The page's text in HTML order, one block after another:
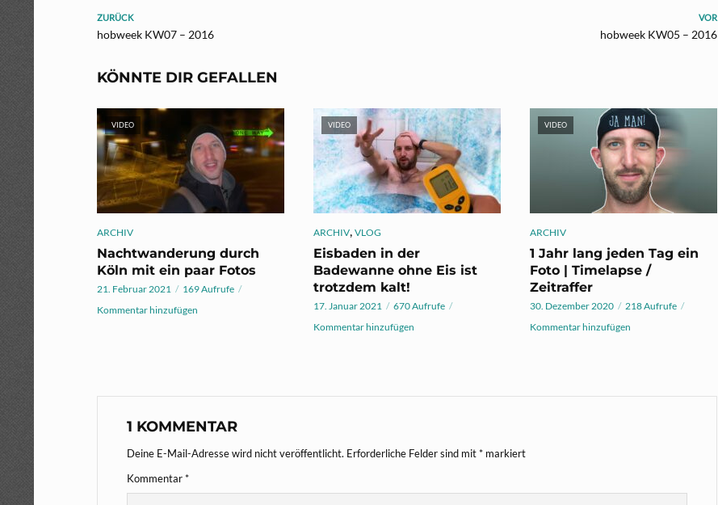
ZURÜCK
hobweek KW07 – 2016
VOR
hobweek KW05 – 2016
KÖNNTE DIR GEFALLEN
VIDEO
ARCHIV
Nachtwanderung durch
Köln mit ein paar Fotos
21. Februar 2021
169 Aufrufe
Kommentar hinzufügen
VIDEO
ARCHIV, VLOG
Eisbaden in der
Badewanne ohne Eis ist
trotzdem kalt!
17. Januar 2021
670 Aufrufe
Kommentar hinzufügen
VIDEO
ARCHIV
1 Jahr lang jeden Tag ein
Foto | Timelapse /
Zeitraffer
30. Dezember 2020
218 Aufrufe
Kommentar hinzufügen
1 KOMMENTAR
Deine E-Mail-Adresse wird nicht veröffentlicht. Erforderliche Felder sind mit* markiert
Kommentar*